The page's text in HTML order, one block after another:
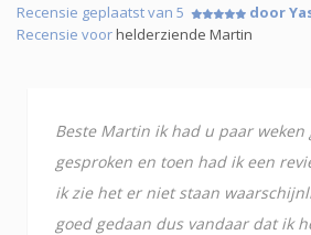
Recensie geplaatst van 5 door
Recensie voorhelderziende Martin
Beste Martin ik had u paar weken
gesproken en toen had ik een
ik zie het er niet staan
goed gedaan dus vandaar dat ik